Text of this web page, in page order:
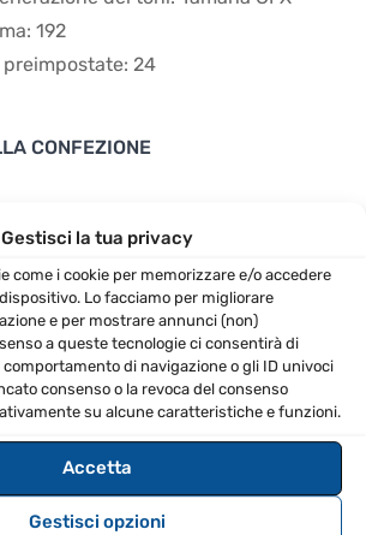
Gestisci la tua privacy
come i cookie per memorizzare e/o accedere
Lo facciamo per migliorare
e per mostrare annunci (non)
a queste tecnologie ci consentirà di
di navigazione o gli ID univoci
consenso o la revoca del consenso
su alcune caratteristiche e funzioni.
Accetta
Gestisci opzioni
192
24
CONFEZIONE
del prodotto
11.5
1326